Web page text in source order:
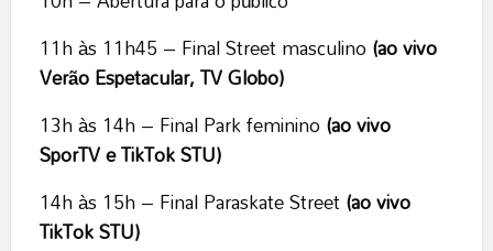
11h às 11h45 – Final Street masculino (ao vivo
Verão Espetacular, TV Globo)
13h às 14h – Final Park feminino (ao vivo
SporTV e TikTok STU)
14h às 15h – Final Paraskate Street (ao vivo
TikTok STU)